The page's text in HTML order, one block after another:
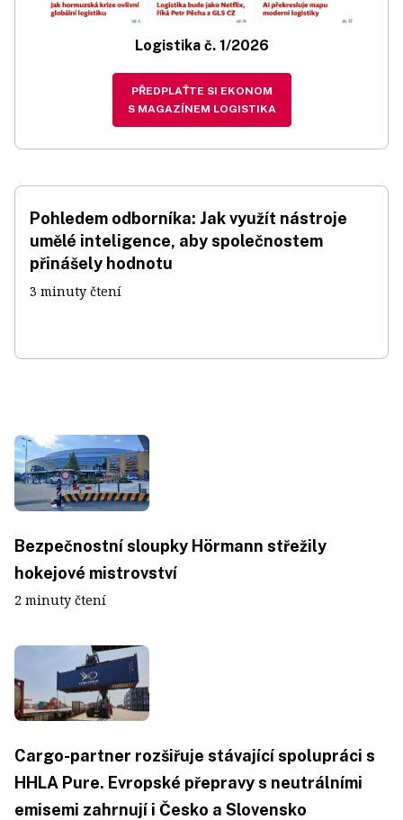
Logistika č. 1/2026
PŘEDPLAŤTE SI EKONOM
S MAGAZÍNEM LOGISTIKA
Pohledem odborníka: Jak využít nástroje
umělé inteligence, aby společnostem
přinášely hodnotu
3 minuty čtení
Bezpečnostní sloupky Hörmann střežily
hokejové mistrovství
2 minuty čtení
Cargo-partner rozšiřuje stávající spolupráci s
HHLA Pure. Evropské přepravy s neutrálními
emisemi zahrnují i Česko a Slovensko